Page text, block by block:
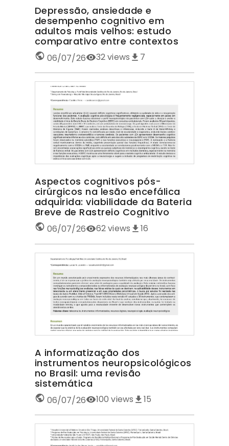
Depressão, ansiedade e
desempenho cognitivo em
adultos mais velhos: estudo
comparativo entre contextos
06/07/26 32views 7
Aspectos cognitivos pós-
cirúrgicos na lesão encefálica
adquirida: viabilidade da Bateria
Breve de Rastreio Cognitivo
06/07/26 62views 16
A informatização dos
instrumentos neuropsicológicos
no Brasil: uma revisão
sistemática
06/07/26 100 views 15